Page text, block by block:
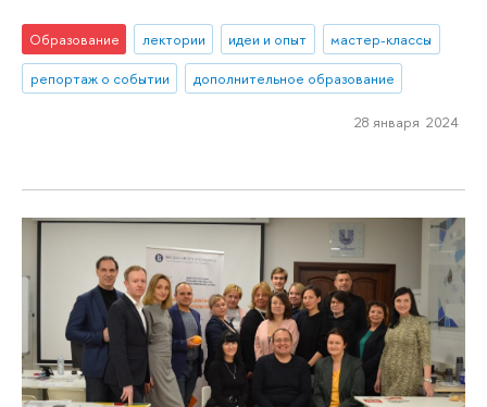
Образование лектории идеи и опыт
мастер-классы
репортаж о событии
дополнительное образование
28 января 2024